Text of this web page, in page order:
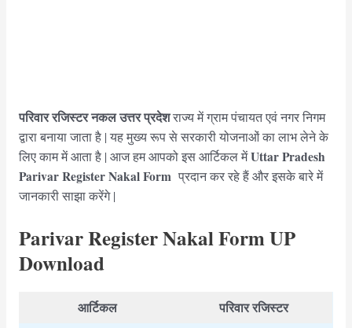
परिवार रजिस्टर नकल उत्तर प्रदेशराज्य में ग्राम पंचायत एवं नगर निगम
द्वारा बनाया जाता है | यह मुख्य रूप से सरकारी योजनाओं का लाभ लेने के
लिए काम में आता है | आज हम आपको इस आर्टिकल मेंUttar Pradesh
Parivar Register Nakal Formप्रदान कर रहे हैं और इसके बारे में
जानकारी साझा करेंगे |
Parivar Register Nakal Form UP
Download
आर्टिकल परिवार रजिस्टर